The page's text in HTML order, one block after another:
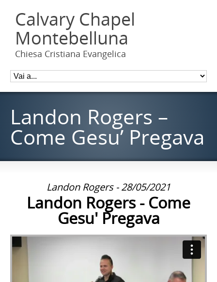
Calvary Chapel
Montebelluna
Chiesa Cristiana Evangelica
Landon Rogers –
Come Gesu’ Pregava
Landon Rogers - 28/05/2021
Landon Rogers - Come
Gesu' Pregava